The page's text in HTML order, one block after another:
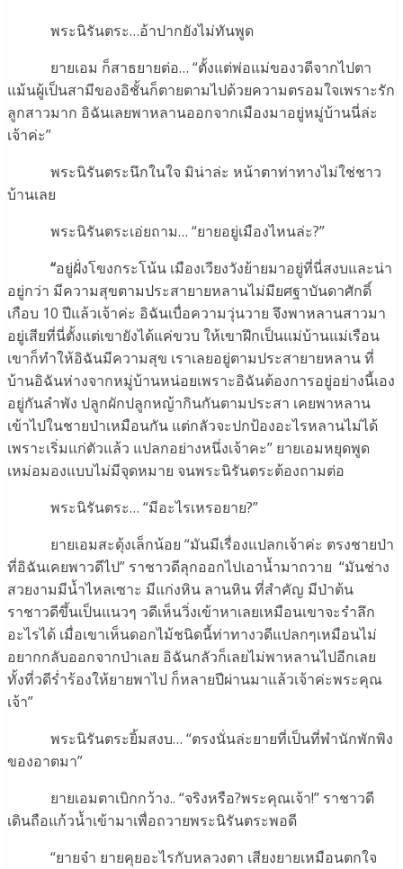
พระนิรันตระ…อ้าปากยังไม่ทันพูด
ยายเอม ก็สาธยายต่อ… “ตั้งแต่พ่อแม่ของวดีจากไปตา
แม้นผู้เป็นสามีของอิชั้นก็ตายตามไปด้วยความตรอมใจเพราะรัก
ลูกสาวมาก อิฉันเลยพาหลานออกจากเมืองมาอยู่หมู่บ้านนี่ล่ะ
เจ้าค่ะ”
พระนิรันตระนึกในใจ มิน่าล่ะ หน้าตาท่าทางไม่ใช่ชาว
บ้านเลย
พระนิรันตระเอ่ยถาม… “ยายอยู่เมืองไหนล่ะ?”
“อยู่ฝั่งโขงกระโน้น เมืองเวียงวังย้ายมาอยู่ที่นี่สงบและน่า
อยู่กว่า มีความสุขตามประสายายหลานไม่มียศฐาบันดาศักดิ์
เกือบ 10 ปีแล้วเจ้าค่ะ อิฉันเบื่อความวุ่นวาย จึงพาหลานสาวมา
อยู่เสียที่นี่ตั้งแต่เขายังได้แค่ขวบ ให้เขาฝึกเป็นแม่บ้านแม่เรือน
เขาก็ทำให้อิฉันมีความสุข เราเลยอยู่ตามประสายายหลาน ที่
บ้านอิฉันห่างจากหมู่บ้านหน่อยเพราะอิฉันต้องการอยู่อย่างนี้เอง
อยู่กันลำพัง ปลูกผักปลูกหญ้ากินกันตามประสา เคยพาหลาน
เข้าไปในชายป่าเหมือนกัน แต่กลัวจะปกป้องอะไรหลานไม่ได้
เพราะเริ่มแก่ตัวแล้ว แปลกอย่างหนึ่งเจ้าคะ” ยายเอมหยุดพูด
เหม่อมองแบบไม่มีจุดหมาย จนพระนิรันตระต้องถามต่อ
พระนิรันตระ… “มีอะไรเหรอยาย?”
ยายเอมสะดุ้งเล็กน้อย “มันมีเรื่องแปลกเจ้าค่ะ ตรงชายป่า
ที่อิฉันเคยพาวดีไป” ราชาวดีลุกออกไปเอาน้ำมาถวาย “มันช่าง
สวยงามมีน้ำไหลเซาะ มีแก่งหิน ลานหิน ที่สำคัญ มีป่าต้น
ราชาวดีขึ้นเป็นแนวๆ วดีเห็นวิ่งเข้าหาเลยเหมือนเขาจะรำลึก
อะไรได้ เมื่อเขาเห็นดอกไม้ชนิดนี้ท่าทางวดีแปลกๆเหมือนไม่
อยากกลับออกจากป่าเลย อิฉันกลัวก็เลยไม่พาหลานไปอีกเลย
ทั้งที่วดีร่ำร้องให้ยายพาไป ก็หลายปีผ่านมาแล้วเจ้าค่ะพระคุณ
เจ้า”
พระนิรันตระยิ้มสงบ… “ตรงนั่นล่ะยายที่เป็นที่พำนักพักพิง
ของอาตมา”
ยายเอมตาเบิกกว้าง.. “จริงหรือ?พระคุณเจ้า!” ราชาวดี
เดินถือแก้วน้ำเข้ามาเพื่อถวายพระนิรันตระพอดี
“ยายจ๋า ยายคุยอะไรกับหลวงตา เสียงยายเหมือนตกใจ